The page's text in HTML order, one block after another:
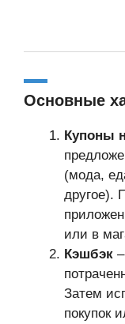
Основные
Купоны
(мода,
другое).
или в
Кэшбэк
Затем
покупок